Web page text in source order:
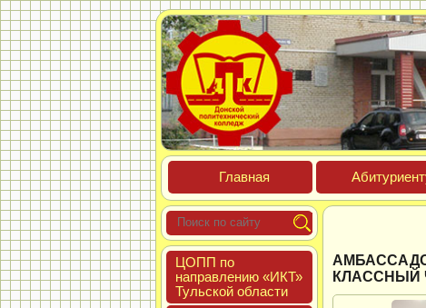
Глав­ная
ЦОПП по
нап­равле­нию «ИКТ»
Туль­ской об­ласти
КЛАССНЫЙ